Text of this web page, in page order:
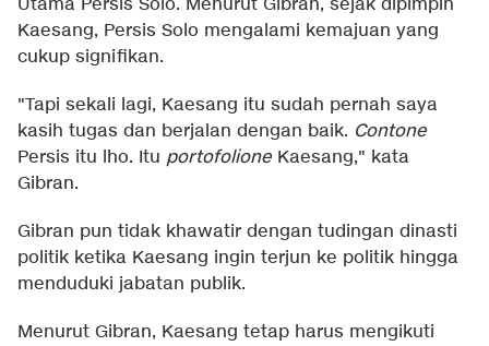
Utama Persis Solo. Menurut Gibran, sejak dipimpin
Kaesang, Persis Solo mengalami kemajuan yang
cukup signifikan.
"Tapi sekali lagi, Kaesang itu sudah pernah saya
kasih tugas dan berjalan dengan baik. Contone
Persis itu lho. Itu portofolione Kaesang," kata
Gibran.
Gibran pun tidak khawatir dengan tudingan dinasti
politik ketika Kaesang ingin terjun ke politik hingga
menduduki jabatan publik.
Menurut Gibran, Kaesang tetap harus mengikuti